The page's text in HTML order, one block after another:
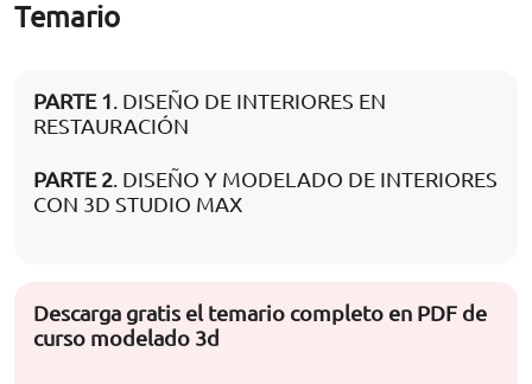
Temario
PARTE 1. DISEÑO DE INTERIORES EN
RESTAURACIÓN
PARTE 2. DISEÑO Y MODELADO DE INTERIORES
CON 3D STUDIO MAX
Descarga gratis el temario completo en PDF de
curso modelado 3d